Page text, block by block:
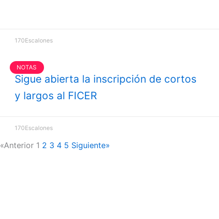
170Escalones
NOTAS
Sigue abierta la inscripción de cortos
y largos al FICER
170Escalones
«Anterior 1 2 3 4 5 Siguiente»